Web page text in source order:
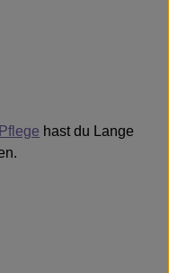
hast du Lange